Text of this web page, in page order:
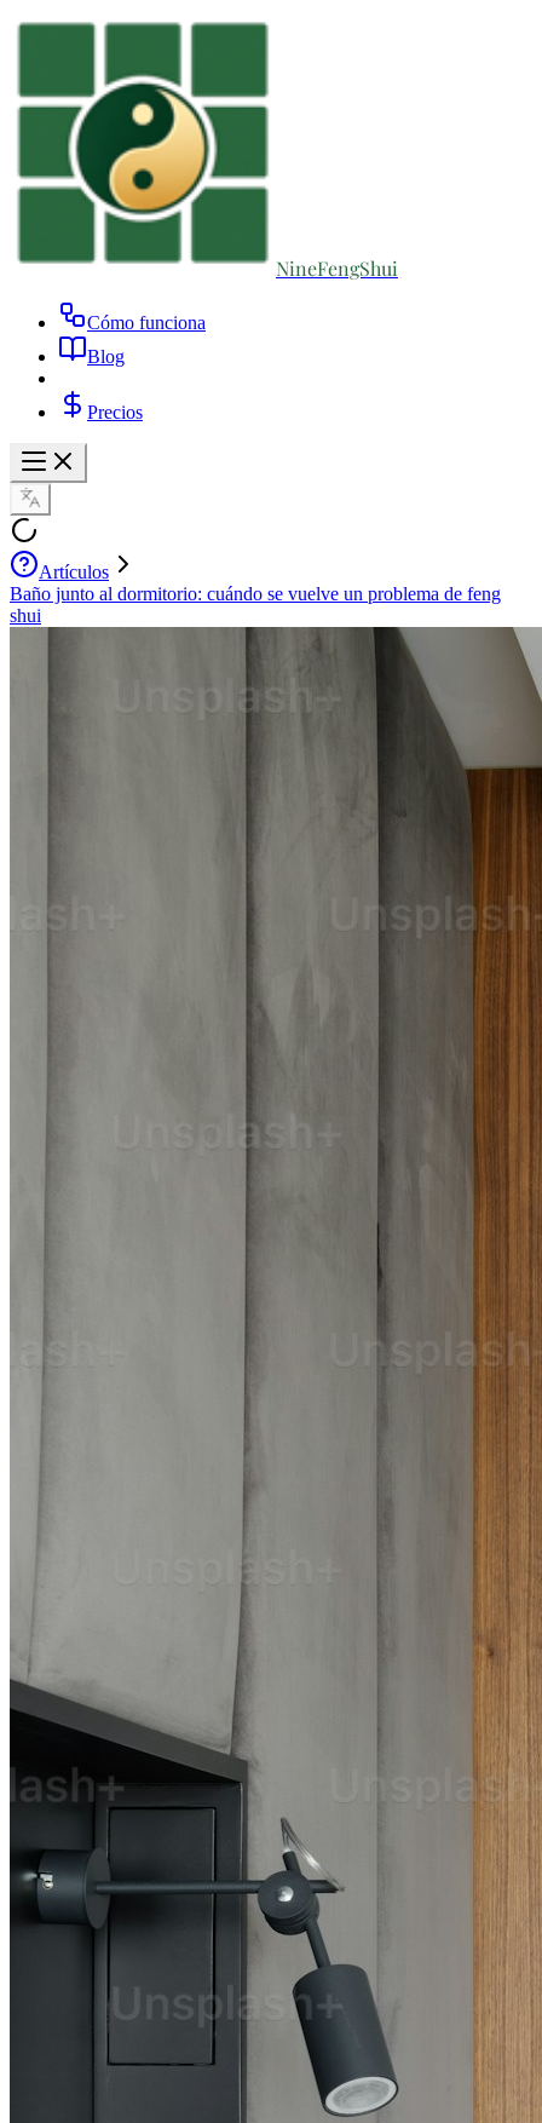
NineFengShui
Cómo funciona
Blog
Precios
Artículos
Baño junto al dormitorio: cuándo se vuelve un problema de feng
shui